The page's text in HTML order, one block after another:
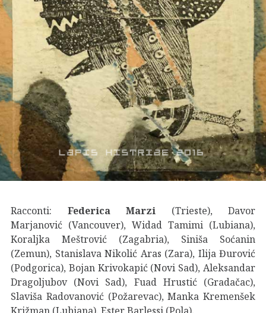
Racconti: Federica Marzi (Trieste), Davor
Marjanović (Vancouver), Widad Tamimi (Lubiana),
Koraljka Meštrović (Zagabria), Siniša Soćanin
(Zemun), Stanislava Nikolić Aras (Zara), Ilija Đurović
(Podgorica), Bojan Krivokapić (Novi Sad), Aleksandar
Dragoljubov (Novi Sad), Fuad Hrustić (Gradačac),
Slaviša Radovanović (Požarevac), Manka Kremenšek
Križman (Lubiana), Ester Barlessi (Pola).